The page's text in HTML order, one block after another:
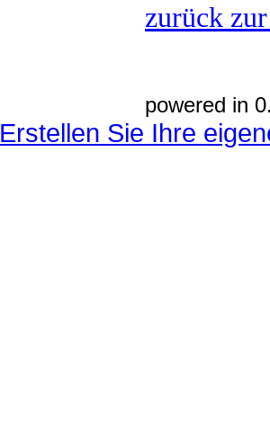
zurück
powered in
Erstellen Sie Ihre